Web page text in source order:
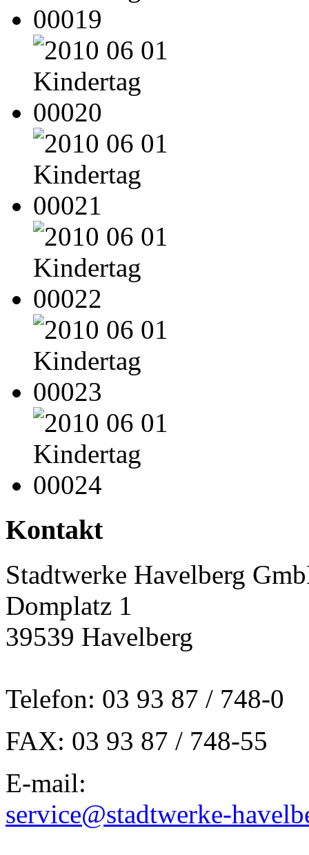
Kontakt
Stadtwerke Havelberg
Domplatz 1
39539 Havelberg
Telefon: 03 93 87 / 748-0
FAX: 03 93 87 / 748-55
E-mail:
service@stadtwerke-